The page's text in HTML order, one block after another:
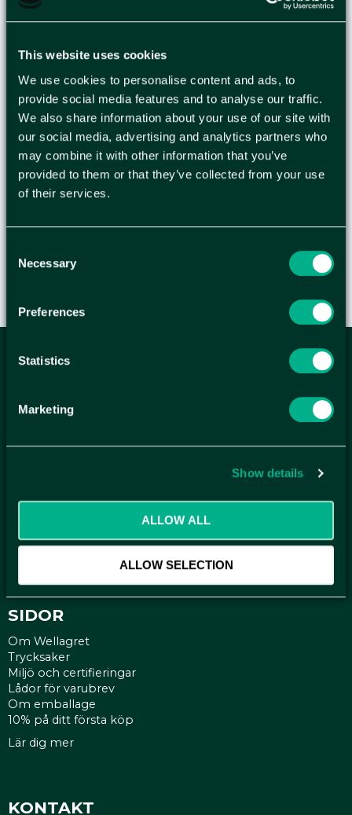
This website uses cookies
We use cookies to personalise content and ads, to
provide social media features and to analyse our traffic.
We also share information about your use of our site with
our social media, advertising and analytics partners who
may combine it with other information that you’ve
provided to them or that they’ve collected from your use
of their services.
Selection
Necessary
Preferences
Statistics
Marketing
Show details
ALLOW ALL
ALLOW SELECTION
PAPPERSKORG CEP
BASIC 16L SVART
Papperskorg i svart polystyrenplast med en
volym på 16 liter. Med kant upptill som fungerar
väl med avfallspåsar - Mått: HxØ 33,5 x 29,8 cm -
Svart polystyrenplast - Kapacitet: 16 liter - 94%
ANMÄL DIG HÄR TILL WELLAGRETS
Få relevanta erbjudande och kampanjer, en möjlighet att
Kontakt
Köpvillkor
Reklamationer
SIDOR
Om Wellagret
Trycksaker
Miljö och certifieringar
Lådor för varubrev
Om emballage
10% på ditt första köp
Lär dig mer
KONTAKT